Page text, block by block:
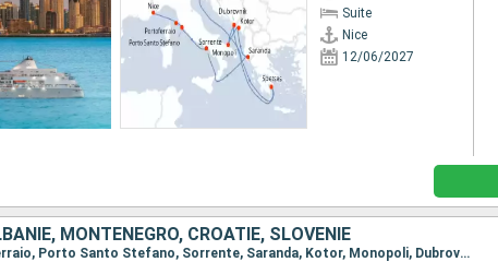
Suite
Nice
12/06/2027
MONTÉNÉGRO, CROATIE, SLOVÉNIE
Itinéraire : Nice, Portoferraio, Porto Santo Stefano, Sorrente, Saranda, Kotor, Monopoli, Dubrovnik, Sibenik, Rovinj, Piran, Venise, Nice, Portoferraio, Porto Santo Stefano, Sorrente, Saranda, Kotor, Monopoli, Dubrovnik, Sibenik, Rovinj, Piran, Venise